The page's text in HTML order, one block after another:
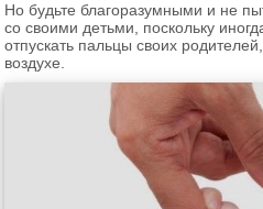
Но будьте благоразумными и не
со своими детьми, поскольку
отпускать пальцы своих
воздухе.